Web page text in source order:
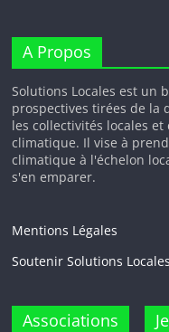
A Propos
Solutions Locales est un
prospectives tirées de la
les collectivités locales
climatique. Il vise à
climatique à l'échelon
s'en emparer.
Mentions Légales
Soutenir Solutions Locales
Associations
Je